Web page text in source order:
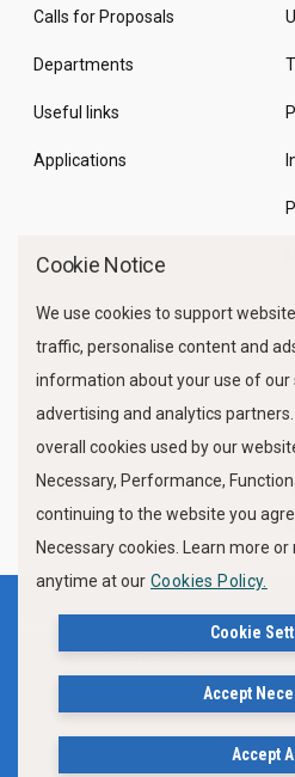
Calls for Proposals
Departments
Useful links
Applications
FOLLOW US
© 2019, City
Δήλωση Προσβασιμότητας
Cookie Notice
We use cookies to support
traffic, personalise content and
information about your use of our
advertising and analytics
overall cookies used by our
Necessary, Performance,
continuing to the website you
Necessary cookies. Learn more
anytime at our Cookies Policy.
Cookie
Accept
Accept All